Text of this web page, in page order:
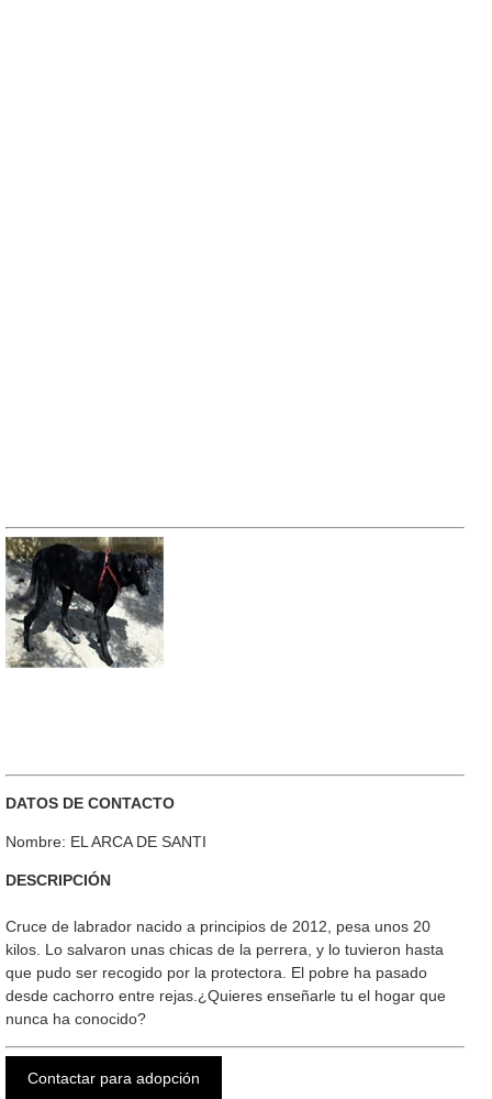
DATOS DE CONTACTO
Nombre: EL ARCA DE SANTI
DESCRIPCIÓN
Cruce de labrador nacido a principios de 2012, pesa unos 20
kilos. Lo salvaron unas chicas de la perrera, y lo tuvieron hasta
que pudo ser recogido por la protectora. El pobre ha pasado
desde cachorro entre rejas.¿Quieres enseñarle tu el hogar que
nunca ha conocido?
Contactar para adopción